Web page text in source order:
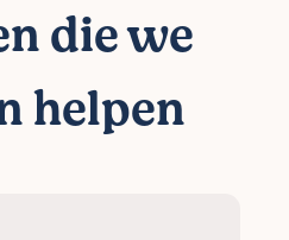
die we
helpen